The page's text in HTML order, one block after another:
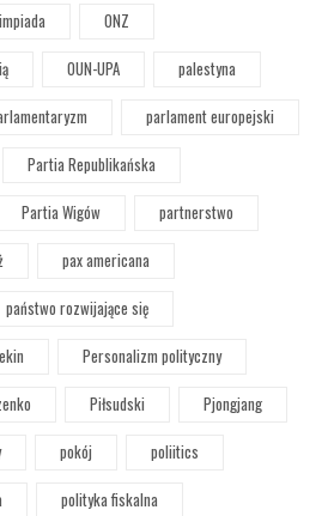
ONZ
OUN-UPA
palestyna
parlament europejski
Partia Republikańska
Partia Wigów
partnerstwo
pax americana
państwo rozwijające się
Personalizm polityczny
Piłsudski
Pjongjang
pokój
poliitics
polityka fiskalna